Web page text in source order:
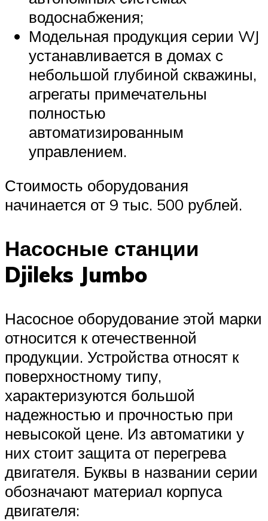
водоснабжения;
Модельная продукция серии WJ
устанавливается в домах с
небольшой глубиной скважины,
агрегаты примечательны
полностью
автоматизированным
управлением.
Стоимость оборудования
начинается от 9 тыс. 500 рублей.
Насосные станции
Djileks Jumbo
Насосное оборудование этой марки
относится к отечественной
продукции. Устройства относят к
поверхностному типу,
характеризуются большой
надежностью и прочностью при
невысокой цене. Из автоматики у
них стоит защита от перегрева
двигателя. Буквы в названии серии
обозначают материал корпуса
двигателя: